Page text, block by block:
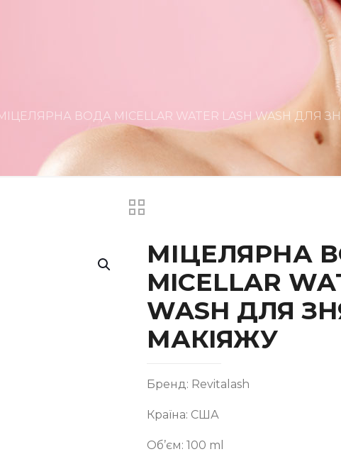
ВОДА MICELLAR WATER LASH WASH ДЛЯ
МІЦЕЛЯРНА
MICELLAR
WASH ДЛЯ
МАКІЯЖУ
Бренд: Revitalash
Країна: США
Об’єм: 100 ml